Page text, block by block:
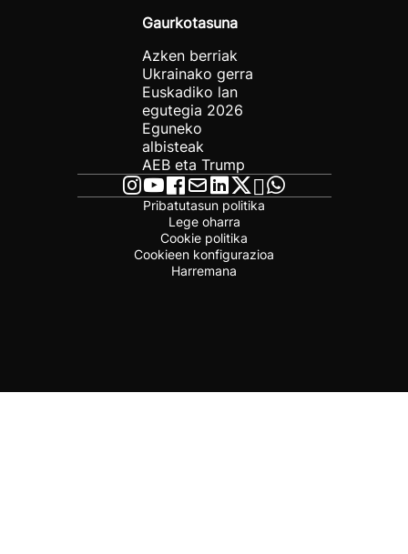
Gaurkotasuna
Azken berriak
Ukrainako gerra
Euskadiko lan
egutegia 2026
Eguneko
albisteak
AEB eta Trump
Pribatutasun politika
Lege oharra
Cookie politika
Cookieen konfigurazioa
Harremana